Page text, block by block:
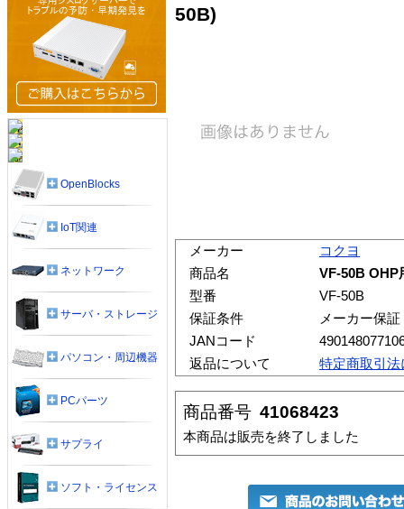
50B)
メーカー
コクヨ
商品名
VF-50B OHP
型番
VF-50B
保証条件
メーカー保証
JANコード
返品について
特定商取引
商品番号 41068423
本商品は販売を終了しました
OpenBlocks
IoT関連
ネットワーク
サーバ・ストレージ
パソコン・周辺機器
PCパーツ
サプライ
ソフト・ライセンス